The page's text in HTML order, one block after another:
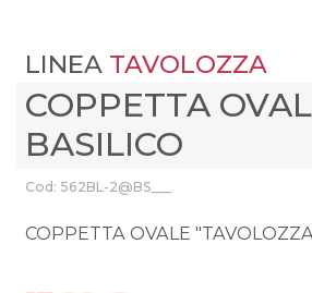
LINEA TAVOLOZZA
COPPETTA
BASILICO
Cod: 562BL-2@BS___
COPPETTA OVALE